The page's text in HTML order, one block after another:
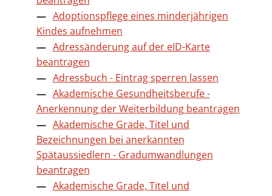
Adoptionspflege eines minderjährigen
Kindes aufnehmen
Adressänderung auf der eID-Karte
beantragen
Adressbuch - Eintrag sperren lassen
Akademische Gesundheitsberufe -
Anerkennung der Weiterbildung beantragen
Akademische Grade, Titel und
Bezeichnungen bei anerkannten
Spätaussiedlern - Gradumwandlungen
beantragen
Akademische Grade, Titel und